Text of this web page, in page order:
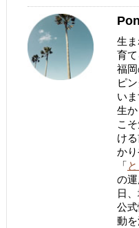
生
育
福
ピ
い
生
こ
け
かり
「
の
日
公
動